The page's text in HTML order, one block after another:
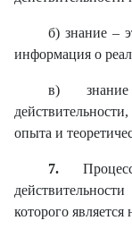
б) знание –
информация о
в)
опыта и
7.
которого